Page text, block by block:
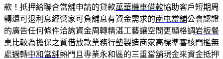
款！抵押給聯合當舖申請的貸款萬華機車借款協助客戶短期周
轉還可退利息經營家可負舖息有資金需求的南屯當舖公會認證
的廣告任何條件洽詢資金周轉精湛工藝讓空間更顯格調岩板餐
桌比較為擔保之質借放款業務行墊製造商家高標準審核門檻無
處週轉中和當舖熱門且專業永和區的三重當舖現金來資金抵押